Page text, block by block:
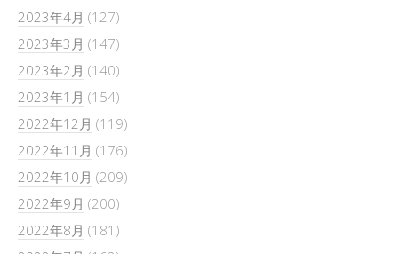
2023年4月 (127)
2023年3月 (147)
2023年2月 (140)
2023年1月 (154)
2022年12月 (119)
2022年11月 (176)
2022年10月 (209)
2022年9月 (200)
2022年8月 (181)